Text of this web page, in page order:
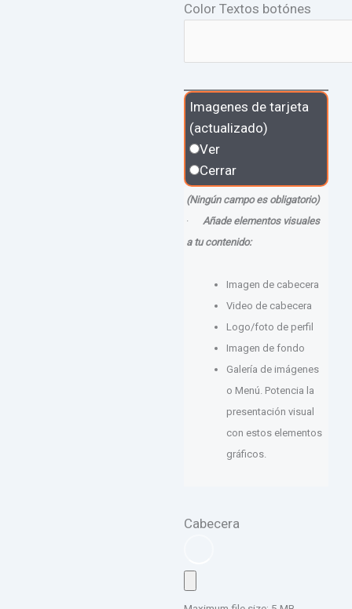
Color Textos botónes
Imagenes de tarjeta
(actualizado)
Ver
Cerrar
(Ningún campo es obligatorio)
· Añade elementos visuales
a tu contenido:
Imagen de cabecera
Video de cabecera
Logo/foto de perfil
Imagen de fondo
Galería de imágenes
o Menú. Potencia la
presentación visual
con estos elementos
gráficos.
Cabecera